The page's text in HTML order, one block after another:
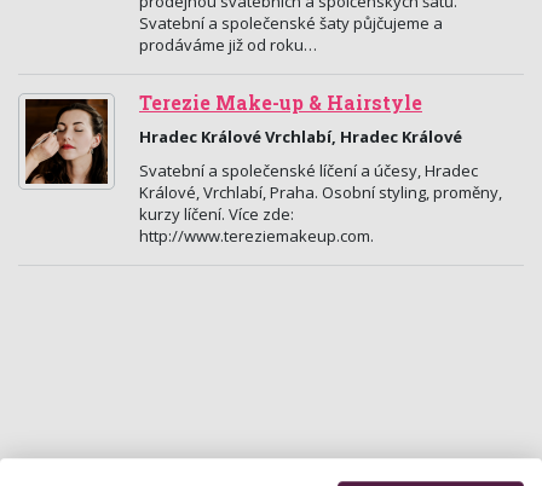
Svatební a společenské šaty půjčujeme a
prodáváme již od roku…
Terezie Make-up & Hairstyle
Hradec Králové Vrchlabí, Hradec Králové
Svatební a společenské líčení a účesy, Hradec
Králové, Vrchlabí, Praha. Osobní styling, proměny,
kurzy líčení. Více zde:
http://www.tereziemakeup.com.